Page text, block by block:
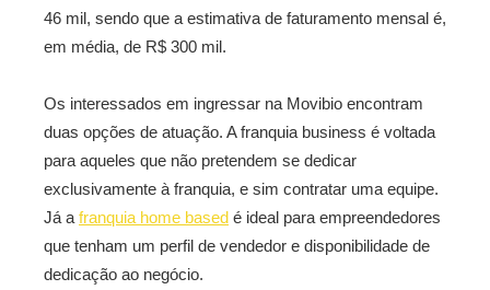
46 mil, sendo que a estimativa de faturamento mensal é,
em média, de R$ 300 mil.
Os interessados em ingressar na Movibio encontram
duas opções de atuação. A franquia business é voltada
para aqueles que não pretendem se dedicar
exclusivamente à franquia, e sim contratar uma equipe.
Já a franquia home based é ideal para empreendedores
que tenham um perfil de vendedor e disponibilidade de
dedicação ao negócio.